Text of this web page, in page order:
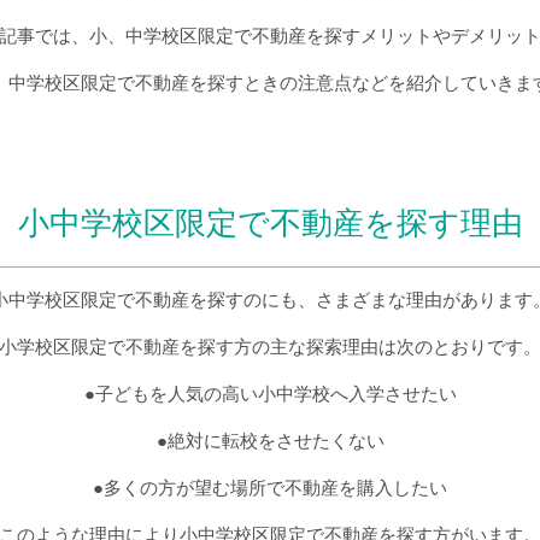
事では、小、中学校区限定で不動産を探すメリットやデメリット
中学校区限定で不動産を探すときの注意点などを紹介していきま
小中学校区限定で不動産を探す理由
中学校区限定で不動産を探すのにも、さまざまな理由があります。
小学校区限定で不動産を探す方の主な探索理由は次のとおりです。
●子どもを人気の高い小中学校へ入学させたい
●絶対に転校をさせたくない
●多くの方が望む場所で不動産を購入したい
このような理由により小中学校区限定で不動産を探す方がいます。